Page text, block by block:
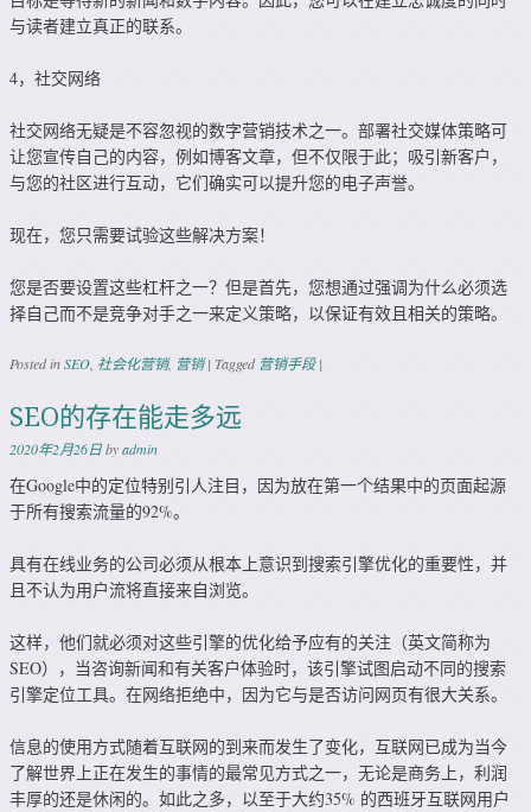
与读者建立真正的联系。
4，社交网络
社交网络无疑是不容忽视的数字营销技术之一。部署社交媒体策略可
让您宣传自己的内容，例如博客文章，但不仅限于此；吸引新客户，
与您的社区进行互动，它们确实可以提升您的电子声誉。
现在，您只需要试验这些解决方案！
您是否要设置这些杠杆之一？但是首先，您想通过强调为什么必须选
择自己而不是竞争对手之一来定义策略，以保证有效且相关的策略。
Posted inSEO, 社会化营销, 营销 | Tagged 营销手段 |
SEO的存在能走多远
2020年2月26日byadmin
在Google中的定位特别引人注目，因为放在第一个结果中的页面起源
于所有搜索流量的92%。
具有在线业务的公司必须从根本上意识到搜索引擎优化的重要性，并
且不认为用户流将直接来自浏览。
这样，他们就必须对这些引擎的优化给予应有的关注（英文简称为
SEO），当咨询新闻和有关客户体验时，该引擎试图启动不同的搜索
引擎定位工具。在网络拒绝中，因为它与是否访问网页有很大关系。
信息的使用方式随着互联网的到来而发生了变化，互联网已成为当今
了解世界上正在发生的事情的最常见方式之一，无论是商务上，利润
丰厚的还是休闲的。如此之多，以至于大约35% 的西班牙互联网用户